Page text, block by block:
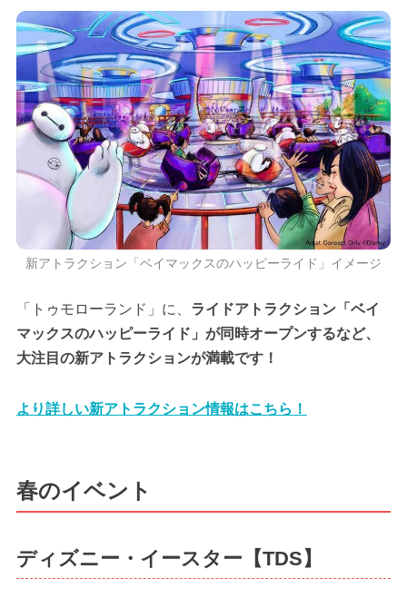
新アトラクション「ベイマックスのハッピーライド」イメージ
「トゥモローランド」に、 ライドアトラクション「ベイ
マックスのハッピーライド」が同時オープンするなど、
大注目の新アトラクションが満載です！
より詳しい新アトラクション情報はこちら！
春のイベント
ディズニー・イースター【TDS】